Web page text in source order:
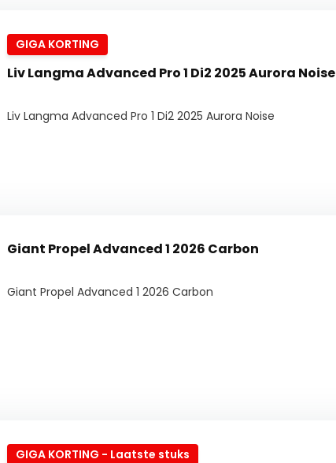
GIGA KORTING
Liv Langma Advanced Pro 1 Di2 2025 Aurora Noise
Liv Langma Advanced Pro 1 Di2 2025 Aurora Noise
Giant Propel Advanced 1 2026 Carbon
Giant Propel Advanced 1 2026 Carbon
GIGA KORTING - Laatste stuks